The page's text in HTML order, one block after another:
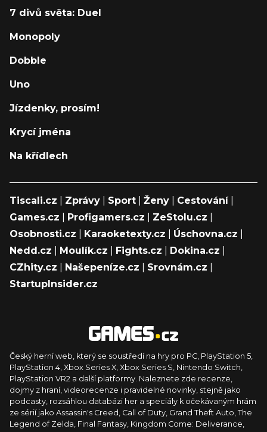
7 divů světa: Duel
Monopoly
Dobble
Uno
Jízdenky, prosím!
Krycí jména
Na křídlech
Tiscali.cz Zprávy Sport Ženy Cestování|
Games.cz
Profigamers.cz ZeStolu.cz
Osobnosti.cz
Karaoketexty.cz Úschovna.cz
Nedd.cz
Moulík.cz Fights.cz Dokina.cz
CZhity.cz
Našepeníze.cz Srovnám.cz
StartupInsider.cz
Český herní web, který se soustředí na hry pro PC, PlayStation 5,
PlayStation 4, Xbox Series X, Xbox Series S, Nintendo Switch,
PlayStation VR2 a další platformy. Naleznete zde recenze,
dojmy z hraní, videorecenze i pravidelné novinky, stejně jako
podcasty, rozsáhlou databázi her a speciály k očekávaným hrám
ze sérií jako Assassin's Creed, Call of Duty, Grand Theft Auto, The
Legend of Zelda, Final Fantasy, Kingdom Come: Deliverance,